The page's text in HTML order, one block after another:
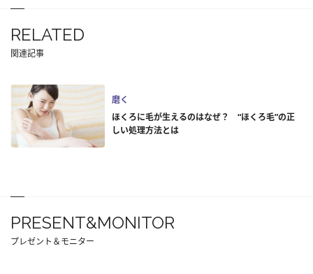
RELATED
関連記事
磨く
ほくろに毛が生えるのはなぜ？ “ほくろ毛”の正
しい処理方法とは
PRESENT&MONITOR
プレゼント＆モニター